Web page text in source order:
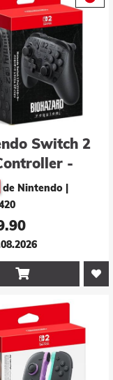
Switch 2
-
Requiem
de Nintendo
